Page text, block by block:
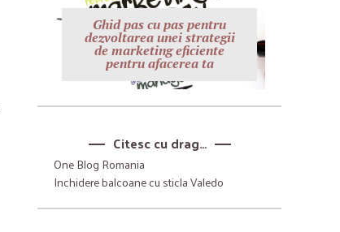
Ghid pas cu pas pentru
dezvoltarea unei strategii
de marketing eficiente
pentru afacerea ta
Citesc cu drag…
One Blog Romania
Inchidere balcoane cu sticla Valedo